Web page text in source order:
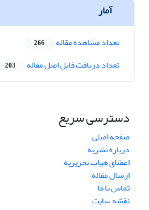
آمار
تعداد مشاهده مقاله 266
تعداد دریافت فایل اصل مقاله 203
دسترسی سریع
صفحه اصلی
درباره نشریه
اعضای هیات تحریریه
ارسال مقاله
تماس با ما
نقشه سایت